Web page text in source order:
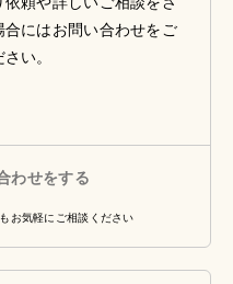
合にはお問い合わせをご
い。
わせをする
お気軽にご相談ください